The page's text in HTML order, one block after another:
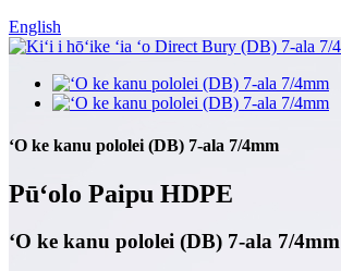
English
ʻO ke kanu pololei (DB) 7-ala 7/4mm
Pūʻolo Paipu HDPE
ʻO ke kanu pololei (DB) 7-ala 7/4mm